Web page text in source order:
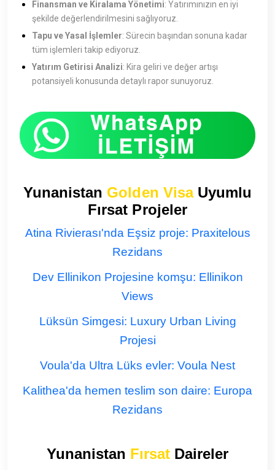
Finansman ve Kiralama Yönetimi: Yatırımınızın en iyi
şekilde değerlendirilmesini sağlıyoruz.
Tapu ve Yasal İşlemler: Sürecin başından sonuna kadar
tüm işlemleri takip ediyoruz.
Yatırım Getirisi Analizi: Kira geliri ve değer artışı
potansiyeli konusunda detaylı rapor sunuyoruz.
Yunanistan Golden VisaUyumlu
Fırsat Projeler
Atina Rivierası'nda Eşsiz proje: Praxitelous
Rezidans
Dev Ellinikon Projesine komşu: Ellinikon
Views
Lüksün Simgesi: Luxury Urban Living
Projesi
Voula'da Ultra Lüks evler: Voula Nest
Kalithea'da hemen teslim son daire: Europa
Rezidans
Yunanistan Fırsat Daireler